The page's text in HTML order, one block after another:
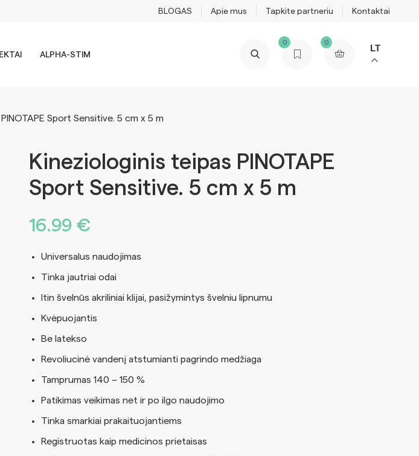
BLOGAS Apie mus Tapkite partneriu Kontaktai
ALPHA-STIM
0 0
LT
Sport Sensitive. 5 cm x 5 m
Kineziologinis teipas PINOTAPE
Sport Sensitive. 5 cm x 5 m
16.99 €
Universalus naudojimas
Tinka jautriai odai
Itin švelnūs akriliniai klijai, pasižymintys švelniu lipnumu
Kvėpuojantis
Be latekso
Revoliucinė vandenį atstumianti pagrindo medžiaga
Tamprumas 140 – 150 %
Patikimas veikimas net ir po ilgo naudojimo
Tinka smarkiai prakaituojantiems
Registruotas kaip medicinos prietaisas